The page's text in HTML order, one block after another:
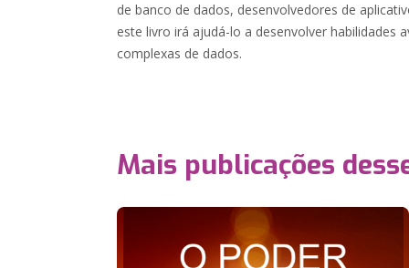
de banco de dados, desenvolvedores de
este livro irá ajudá-lo a desenvolver habilidades
complexas de dados.
Mais publicações